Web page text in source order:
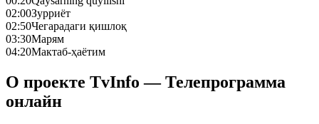
02:00Зурриёт
02:50Чегарадаги қишлоқ
03:30Марям
04:20Мактаб-ҳаётим
О проекте TvInfo — Телепрограмма
онлайн